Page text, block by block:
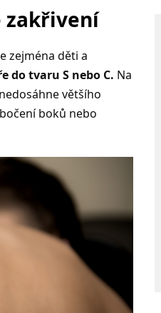
zakřivení
zejména děti a
do tvaru S nebo C. Na
většího
boků nebo